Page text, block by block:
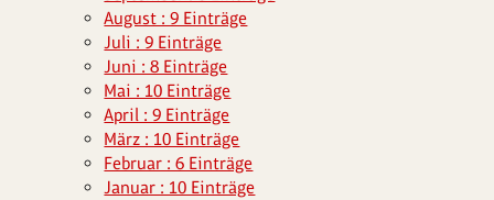
August : 9 Einträge
Juli : 9 Einträge
Juni : 8 Einträge
Mai : 10 Einträge
April : 9 Einträge
März : 10 Einträge
Februar : 6 Einträge
Januar : 10 Einträge